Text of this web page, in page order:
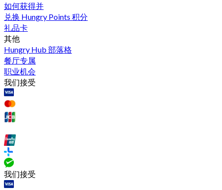
如何获得并
兑换 Hungry Points 积分
礼品卡
其他
Hungry Hub 部落格
餐厅专属
职业机会
我们接受
我们接受